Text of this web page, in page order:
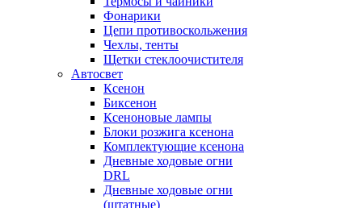
Фонарики
Цепи противоскольжения
Чехлы, тенты
Щетки стеклоочистителя
Автосвет
Ксенон
Биксенон
Ксеноновые лампы
Блоки розжига ксенона
Комплектующие ксенона
Дневные ходовые огни
DRL
Дневные ходовые огни
(штатные)